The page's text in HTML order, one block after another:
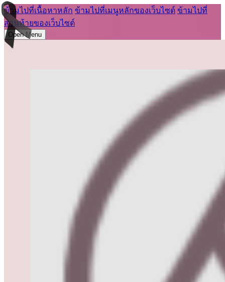
ข้ามไปที่เนื้อหาหลัก ข้ามไปที่เมนูหลักของเว็บไซต์ ข้ามไปที่
ส่วนท้ายของเว็บไซต์
Open Menu